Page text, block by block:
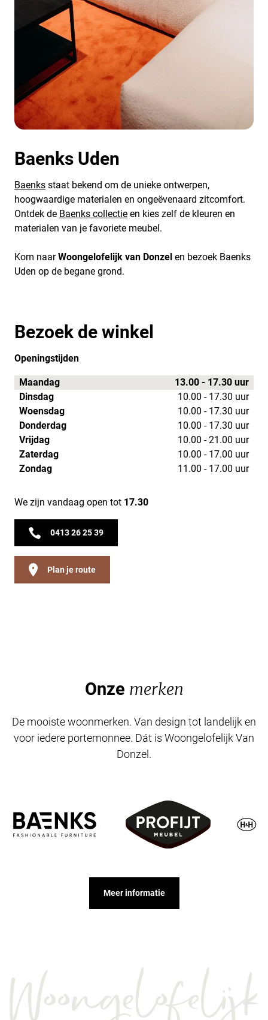
Baenks Uden
Baenks staat bekend om de unieke ontwerpen,
hoogwaardige materialen en ongeëvenaard zitcomfort.
Ontdek de Baenks collectie en kies zelf de kleuren en
materialen van je favoriete meubel.
Kom naarWoongelofelijk van Donzel en bezoek Baenks
Uden op de begane grond.
Bezoek de winkel
Openingstijden
Maandag
13.00 - 17.30 uur
Dinsdag
10.00 - 17.30 uur
Woensdag
10.00 - 17.30 uur
Donderdag
10.00 - 17.30 uur
Vrijdag
10.00 - 21.00 uur
Zaterdag
10.00 - 17.00 uur
Zondag
11.00 - 17.00 uur
We zijn vandaag open tot 17.30
0413 26 25 39
Plan je route
Onze merken
De mooiste woonmerken. Van design tot landelijk en
voor iedere portemonnee. Dát is Woongelofelijk Van
Donzel.
Meer informatie